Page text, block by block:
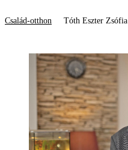
Család-otthon Tóth Eszter Zsófia